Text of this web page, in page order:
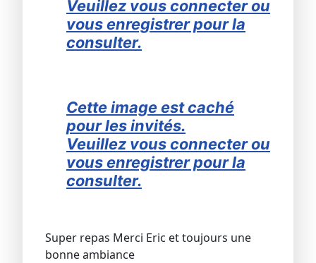
Veuillez vous connecter ou
vous enregistrer pour la
consulter.
Cette image est caché
pour les invités.
Veuillez vous connecter ou
vous enregistrer pour la
consulter.
Super repas Merci Eric et toujours une
bonne ambiance